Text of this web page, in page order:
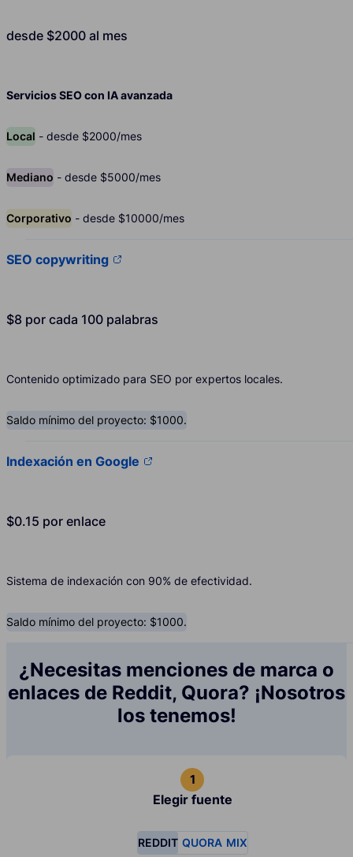
desde $2000 al mes
Servicios SEO con IA avanzada
Local - desde $2000/mes
Mediano - desde $5000/mes
Corporativo - desde $10000/mes
SEO copywriting
$8 por cada 100 palabras
Contenido optimizado para SEO por expertos locales.
Saldo mínimo del proyecto: $1000.
Indexación en Google
$0.15 por enlace
Sistema de indexación con 90% de efectividad.
Saldo mínimo del proyecto: $1000.
¿Necesitas menciones de marca o
enlaces de Reddit, Quora? ¡Nosotros
los tenemos!
Elegir fuente
REDDIT QUORA MIX